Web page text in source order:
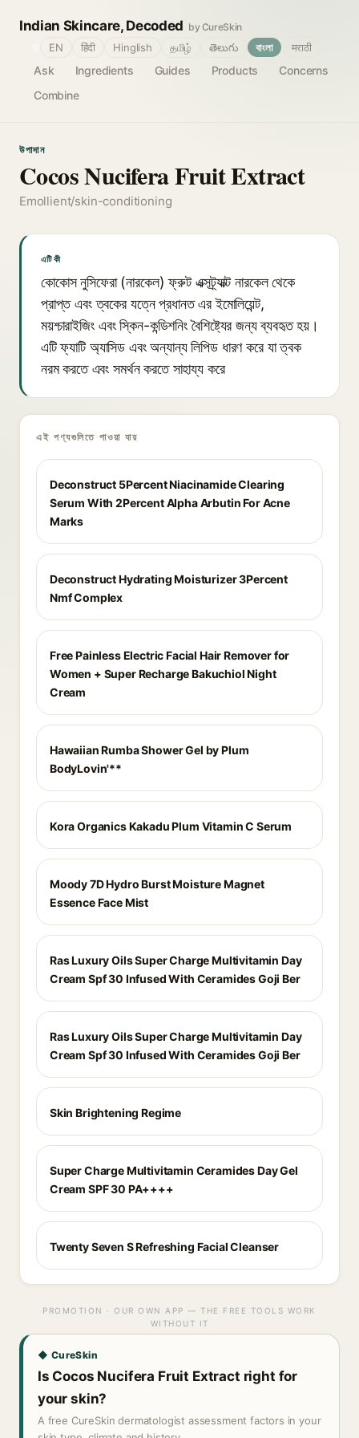
Indian Skincare, Decoded by CureSkin
Ask Ingredients Guides Products
Concerns
Combine
EN हिंदी Hinglish தமிழ் తెలుగు বাংলা मराठी
উপাদান
Cocos Nucifera Fruit Extract
Emollient/skin-conditioning
এটি কী
কোকোস নুসিফেরা (নারকেল) ফ্রুট এক্সট্র্যাক্ট নারকেল থেকে
প্রাপ্ত এবং ত্বকের যত্নে প্রধানত এর ইমোলিয়েন্ট,
ময়শ্চারাইজিং এবং স্কিন-কন্ডিশনিং বৈশিষ্ট্যের জন্য ব্যবহৃত হয়।
এটি ফ্যাটি অ্যাসিড এবং অন্যান্য লিপিড ধারণ করে যা ত্বক
নরম করতে এবং সমর্থন করতে সাহায্য করে
এই পণ্যগুলিতে পাওয়া যায়
Deconstruct 5Percent Niacinamide Clearing
Serum With 2Percent Alpha Arbutin For Acne
Marks
Deconstruct Hydrating Moisturizer 3Percent
Nmf Complex
Free Painless Electric Facial Hair Remover for
Women + Super Recharge Bakuchiol Night
Cream
Hawaiian Rumba Shower Gel by Plum
BodyLovin'**
Kora Organics Kakadu Plum Vitamin C Serum
Moody 7D Hydro Burst Moisture Magnet
Essence Face Mist
Ras Luxury Oils Super Charge Multivitamin Day
Cream Spf 30 Infused With Ceramides Goji Ber
Ras Luxury Oils Super Charge Multivitamin Day
Cream Spf 30 Infused With Ceramides Goji Ber
Skin Brightening Regime
Super Charge Multivitamin Ceramides Day Gel
Cream SPF 30 PA++++
Twenty Seven S Refreshing Facial Cleanser
PROMOTION · OUR OWN APP — THE FREE TOOLS WORK
WITHOUT IT
◆ CureSkin
Is Cocos Nucifera Fruit Extract right for
your skin?
A free CureSkin dermatologist assessment factors in your